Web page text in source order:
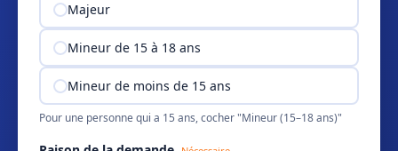
Majeur
Mineur de 15 à 18 ans
Mineur de moins de 15 ans
Pour une personne qui a 15 ans, cocher "Mineur (15–18 ans)"